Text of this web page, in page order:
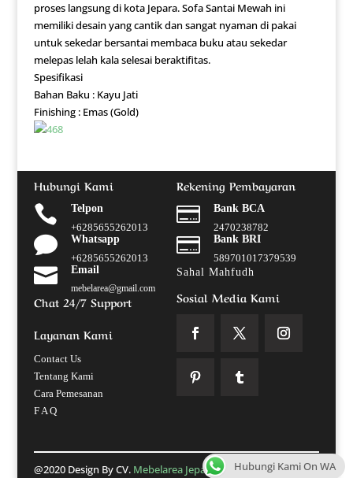
proses langsung di kota Jepara. Sofa Santai Mewah ini
memiliki desain yang cantik dan sangat nyaman di pakai
untuk sekedar bersantai membaca buku atau sekedar
melepas lelah kala selesai beraktifitas.
Spesifikasi
Bahan Baku : Kayu Jati
Finishing : Emas (Gold)
Hubungi Kami

Telpon
+6285655262013

Whatsapp
+6285655262013
 Email
mebelarea@gmail.com
Chat 24/7 Support
Layanan Kami
Contact Us
Tentang Kami
Cara Pemesanan
F A Q
Rekening Pembayaran

Bank BCA
2470238782

Bank BRI
589701017379539
Sahal Mahfudh
Sosial Media Kami
@2020 Design By CV. Mebelarea Jepara Hubungi Kami On WA